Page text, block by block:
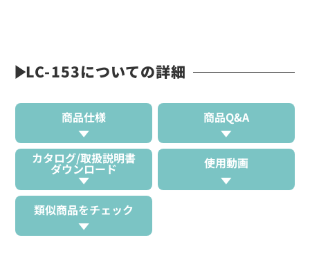
LC-153についての詳細
商品仕様 商品Q&A
カタログ/取扱説明書
ダウンロード 使用動画
類似商品をチェック